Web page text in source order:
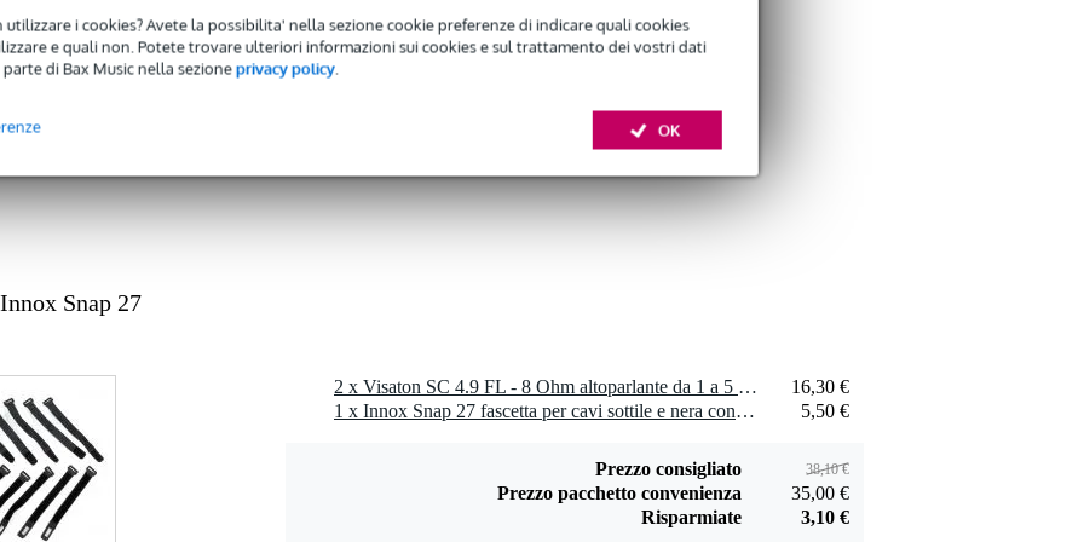
utilizzare i cookies? Avete la possibilita' nella sezione cookie preferenze di indicare quali cookies
e quali non. Potete trovare ulteriori informazioni sui cookies e sul trattamento dei vostri dati
di Bax Music nella sezioneprivacy policy.
OK
20,9 kHz
watt
mm
Devine SPE25/10
cavo speaker 2x
2,5 mm, 10 m
29,00 €
Aggiungi
jack - jack 10 m
9,95 €
Aggiungi
Snap 27
2 x Visaton SC 4.9 FL - 8 Ohm altoparlante da 1 a 5 pollici
16,30 €
1 x Innox Snap 27 fascetta per cavi sottile e nera con chiusure a strappo (10 pezzi)
5,50 €
Prezzo consigliato 38,10 €
Prezzo pacchetto convenienza
35,00 €
Risparmiate
3,10 €